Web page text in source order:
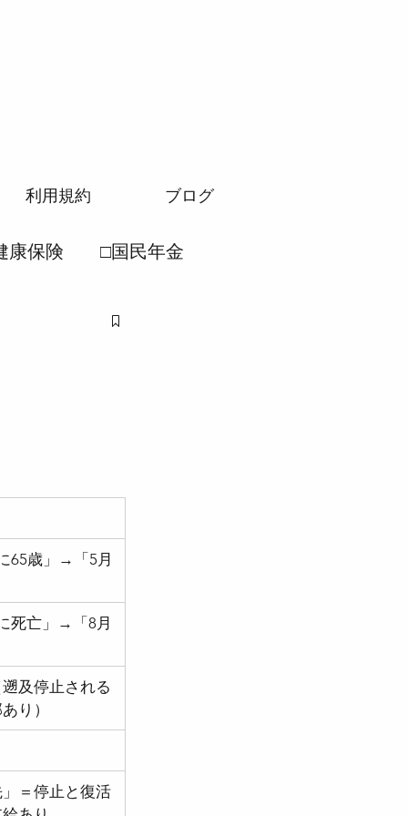
利用規約 ブログ
康保険 □国民年金
働契約法
介護休業法
65歳」→「5月
死亡」→「8月
及停止される
り）
」＝停止と復活